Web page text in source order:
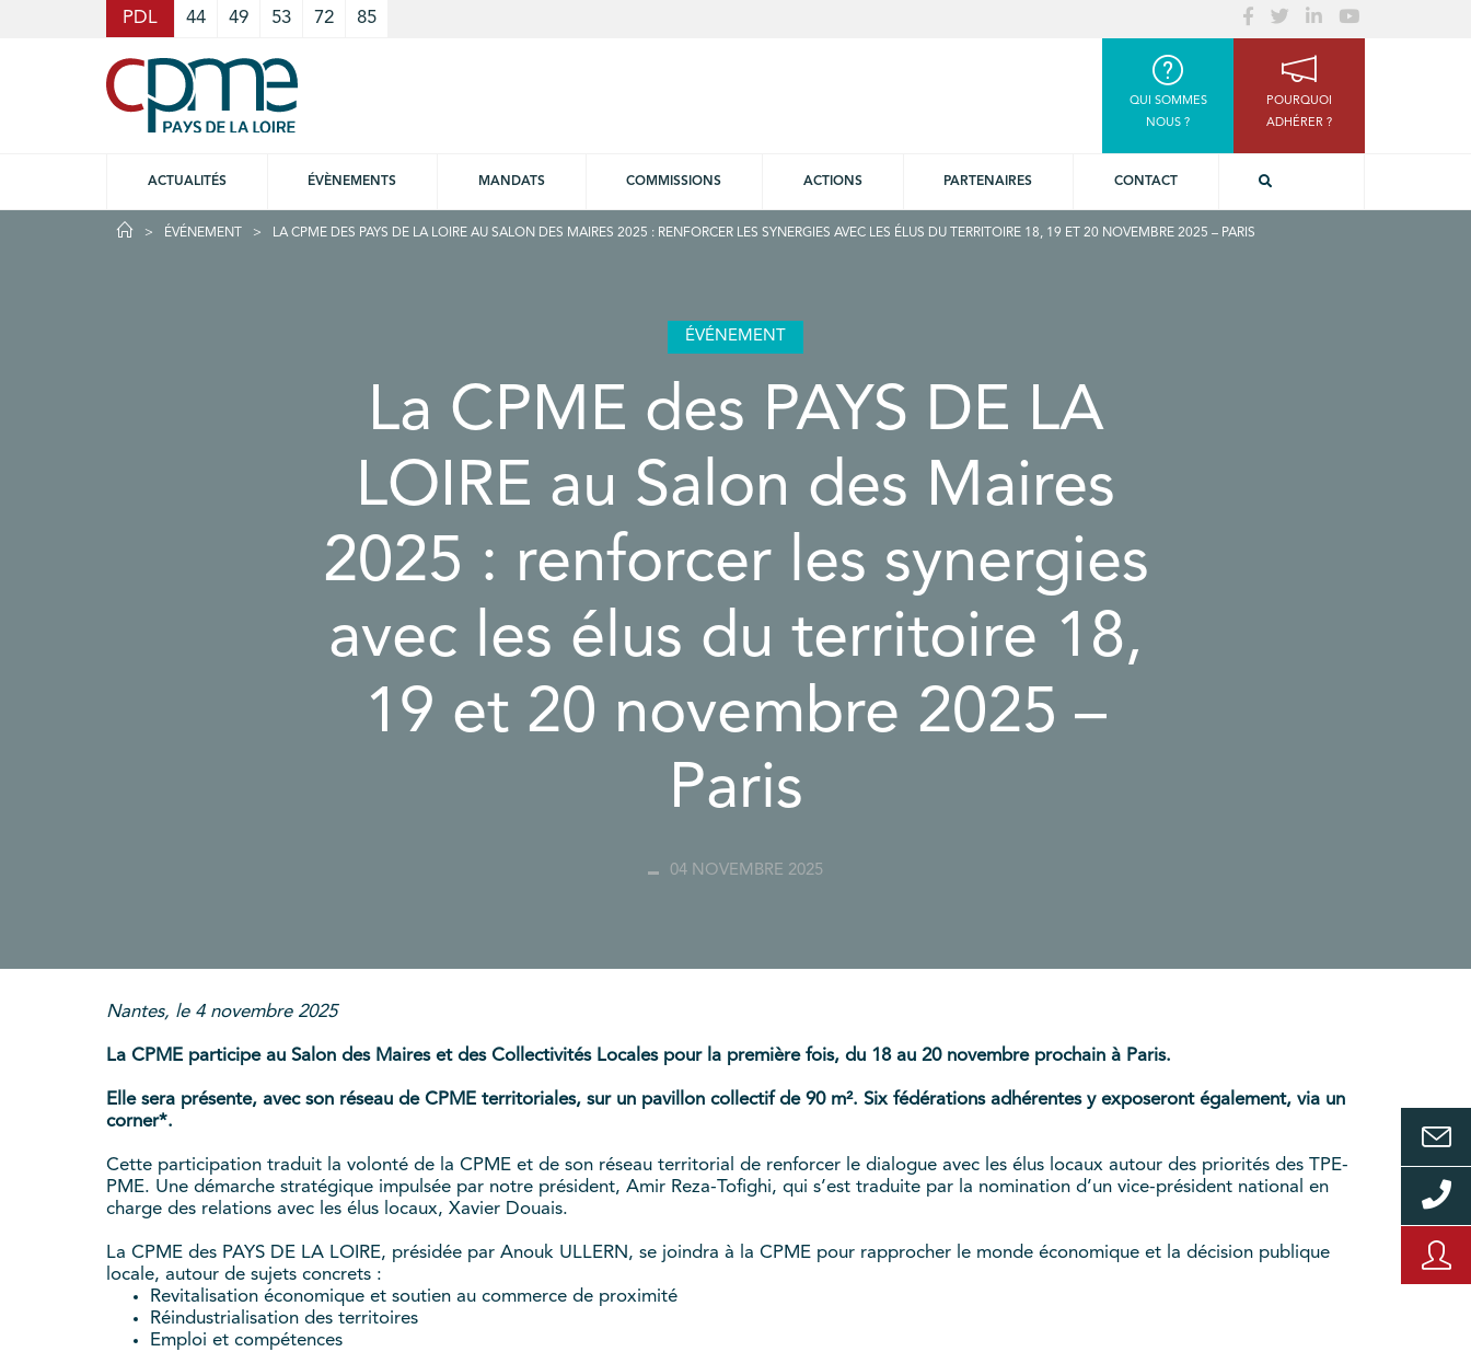
PDL 44 49 53 72 85
QUI SOMMES
NOUS ?
POURQUOI
ADHÉRER ?
ACTUALITÉS ÉVÈNEMENTS MANDATS COMMISSIONS ACTIONS PARTENAIRES CONTACT
ÉVÉNEMENT LA CPME DES PAYS DE LA LOIRE AU SALON DES MAIRES 2025 : RENFORCER LES SYNERGIES AVEC LES ÉLUS DU TERRITOIRE 18, 19 ET 20 NOVEMBRE 2025 – PARIS
ÉVÉNEMENT
La CPME des PAYS DE LA
LOIRE au Salon des Maires
2025 : renforcer les synergies
avec les élus du territoire 18,
19 et 20 novembre 2025 –
Paris
04 NOVEMBRE 2025
Nantes, le 4 novembre 2025
La CPME participe au Salon des Maires et des Collectivités Locales pour la première fois, du 18 au 20 novembre prochain à Paris.
Elle sera présente, avec son réseau de CPME territoriales, sur un pavillon collectif de 90 m². Six fédérations adhérentes y exposeront également, via un
corner*.
Cette participation traduit la volonté de la CPME et de son réseau territorial de renforcer le dialogue avec les élus locaux autour des priorités des TPE-
PME. Une démarche stratégique impulsée par notre président, Amir Reza-Tofighi, qui s’est traduite par la nomination d’un vice-président national en
charge des relations avec les élus locaux, Xavier Douais.
La CPME des PAYS DE LA LOIRE, présidée par Anouk ULLERN, se joindra à la CPME pour rapprocher le monde économique et la décision publique
locale, autour de sujets concrets :
Revitalisation économique et soutien au commerce de proximité
Réindustrialisation des territoires
Emploi et compétences
Cookies management panel